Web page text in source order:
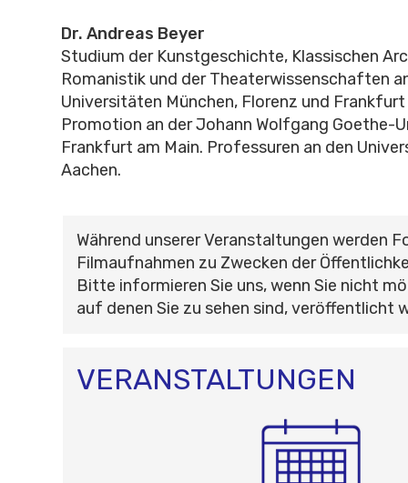
Dr. Andreas Beyer
Studium der Kunstgeschichte, Klassischen
Romanistik und der Theaterwissenschaften
Universitäten München, Florenz und Frankfurt
Promotion an der Johann Wolfgang Goethe-
Frankfurt am Main. Professuren an den
Aachen.
Während unserer Veranstaltungen werden
Filmaufnahmen zu Zwecken der
Bitte informieren Sie uns, wenn Sie nicht
auf denen Sie zu sehen sind, veröffentlicht
VERANSTALTUNGEN